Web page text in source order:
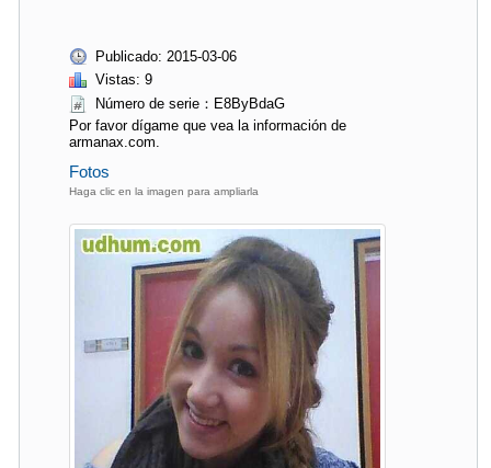
Publicado: 2015-03-06
Vistas: 9
Número de serie：E8ByBdaG
Por favor dígame que vea la información de
armanax.com.
Fotos
Haga clic en la imagen para ampliarla